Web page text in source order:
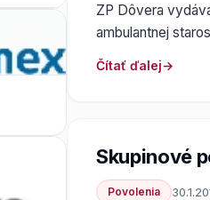
ZP Dôvera
ambulantnej
Čítať ďalej
Skupinové
Povolenia